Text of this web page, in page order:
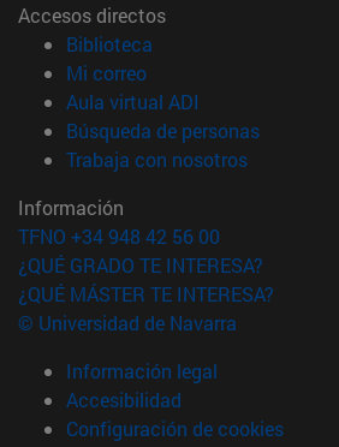
Accesos directos
Biblioteca
Mi correo(abre en nueva
Aula virtual ADI
Búsqueda de personas(abre en
Trabaja con nosotros(abre en
Información
TFNO +34 948 42 56 00
¿QUÉ GRADO TE INTERESA?
¿QUÉ MÁSTER TE INTERESA?
© Universidad de Navarra
Información legal
Accesibilidad
Configuración de cookies